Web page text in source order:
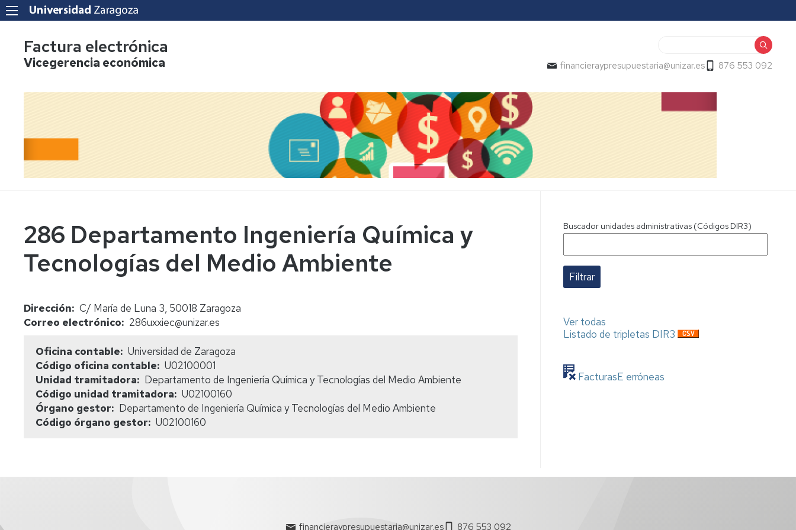
Factura electrónica
Vicegerencia económica financieraypresupuestaria@unizar.es 876 553 092
286 Departamento Ingeniería Química y
Tecnologías del Medio Ambiente
Dirección
C/ María de Luna 3, 50018 Zaragoza
Correo electrónico
286uxxiec@unizar.es
Oficina contable
Universidad de Zaragoza
Código oficina contable
U02100001
Unidad tramitadora
Departamento de Ingeniería Química y Tecnologías del Medio Ambiente
Código unidad tramitadora
U02100160
Órgano gestor
Departamento de Ingeniería Química y Tecnologías del Medio Ambiente
Código órgano gestor
U02100160
Buscador unidades administrativas (Códigos DIR3)
Ver todas
Listado de tripletas DIR3
FacturasE erróneas
financieraypresupuestaria@unizar.es 876 553 092